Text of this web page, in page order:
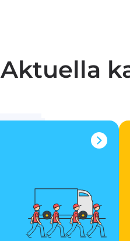
Aktuella